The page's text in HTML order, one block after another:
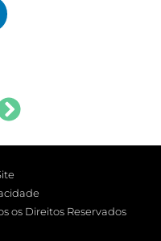
os Direitos Reservados